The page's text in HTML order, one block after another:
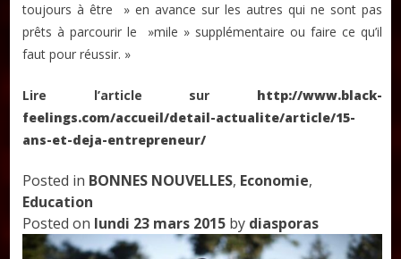
toujours à être » en avance sur les autres qui ne sont pas
prêts à parcourir le »mile » supplémentaire ou faire ce qu’il
faut pour réussir. »
Lire l’article sur http://www.black-
feelings.com/accueil/detail-actualite/article/15-
ans-et-deja-entrepreneur/
Posted in BONNES NOUVELLES, Economie,
Education
Posted on lundi 23 mars 2015 by diasporas